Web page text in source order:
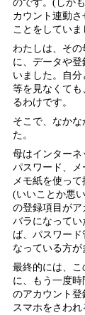
のです。(しか
カウント連動
ことをしていま
わたしは、その
に、データや
いました。自
等を見なくても
るわけです。
そこで、なか
た。
母はインターネ
パスワード、
メモ紙を使って
(いいことか悪
の登録項目がア
バラになって
ば、パスワー
なっている方が
最終的には、
に、もう一度
のアカウント
スマホをさわ